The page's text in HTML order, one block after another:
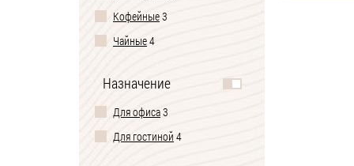
Кофейные3
Чайные4
Назначение
Для офиса3
Для гостиной 4